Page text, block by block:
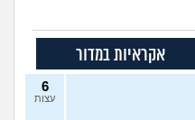
אקראיות במדור
6
עצות